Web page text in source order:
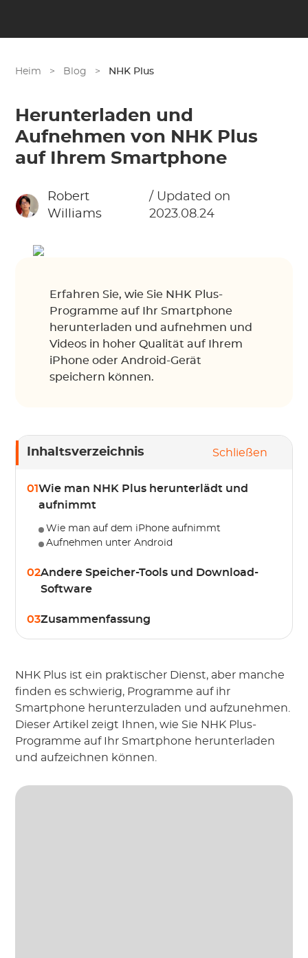
Heim > Blog > NHK Plus
Herunterladen und
Aufnehmen von NHK Plus
auf Ihrem Smartphone
Robert
Williams
/ Updated on
2023.08.24
Erfahren Sie, wie Sie NHK Plus-
Programme auf Ihr Smartphone
herunterladen und aufnehmen und
Videos in hoher Qualität auf Ihrem
iPhone oder Android-Gerät
speichern können.
Inhaltsverzeichnis Schließen
01Wie man NHK Plus herunterlädt und
aufnimmt
Wie man auf dem iPhone aufnimmt
Aufnehmen unter Android
02Andere Speicher-Tools und Download-
Software
03Zusammenfassung
NHK Plus ist ein praktischer Dienst, aber manche
finden es schwierig, Programme auf ihr
Smartphone herunterzuladen und aufzunehmen.
Dieser Artikel zeigt Ihnen, wie Sie NHK Plus-
Programme auf Ihr Smartphone herunterladen
und aufzeichnen können.